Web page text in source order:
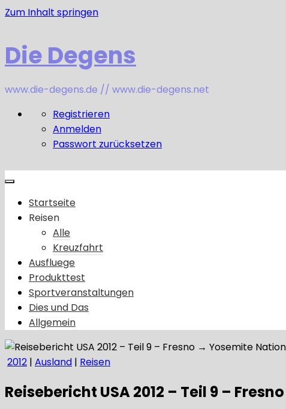
Zum Inhalt springen
Die Degens
www.die-degens.de // www.die-degens.net
Registrieren
Anmelden
Passwort zurücksetzen
Startseite
Reisen
Alle
Kreuzfahrt
Ausfluege
Produkttest
Sportveranstaltungen
Dies und Das
Allgemein
2012 | Ausland | Reisen
Reisebericht USA 2012 – Teil 9 –